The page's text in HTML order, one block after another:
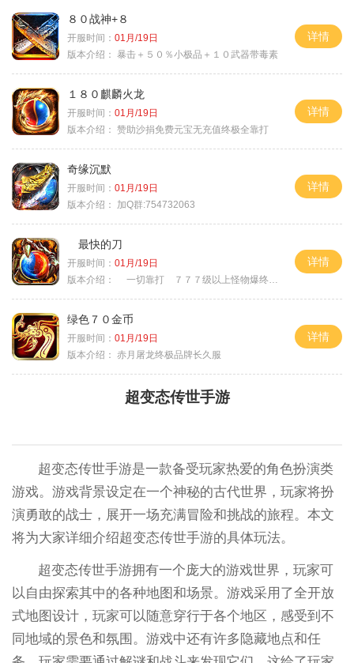
８０战神+８
开服时间： 01月/19日
版本介绍： 暴击＋５０％小极品＋１０武器带毒素
详情
１８０麒麟火龙
开服时间： 01月/19日
版本介绍： 赞助沙捐免费元宝无充值终极全靠打
详情
奇缘沉默
开服时间： 01月/19日
版本介绍：
加Q群:754732063
详情
最快的刀
开服时间： 01月/19日
版本介绍：
一切靠打 ７７７级以上怪物爆终极
详情
绿色７０金币
开服时间： 01月/19日
版本介绍： 赤月屠龙终极品牌长久服
详情
超变态传世手游
超变态传世手游是一款备受玩家热爱的角色扮演类
游戏。游戏背景设定在一个神秘的古代世界，玩家将扮
演勇敢的战士，展开一场充满冒险和挑战的旅程。本文
将为大家详细介绍超变态传世手游的具体玩法。
超变态传世手游拥有一个庞大的游戏世界，玩家可
以自由探索其中的各种地图和场景。游戏采用了全开放
式地图设计，玩家可以随意穿行于各个地区，感受到不
同地域的景色和氛围。游戏中还有许多隐藏地点和任